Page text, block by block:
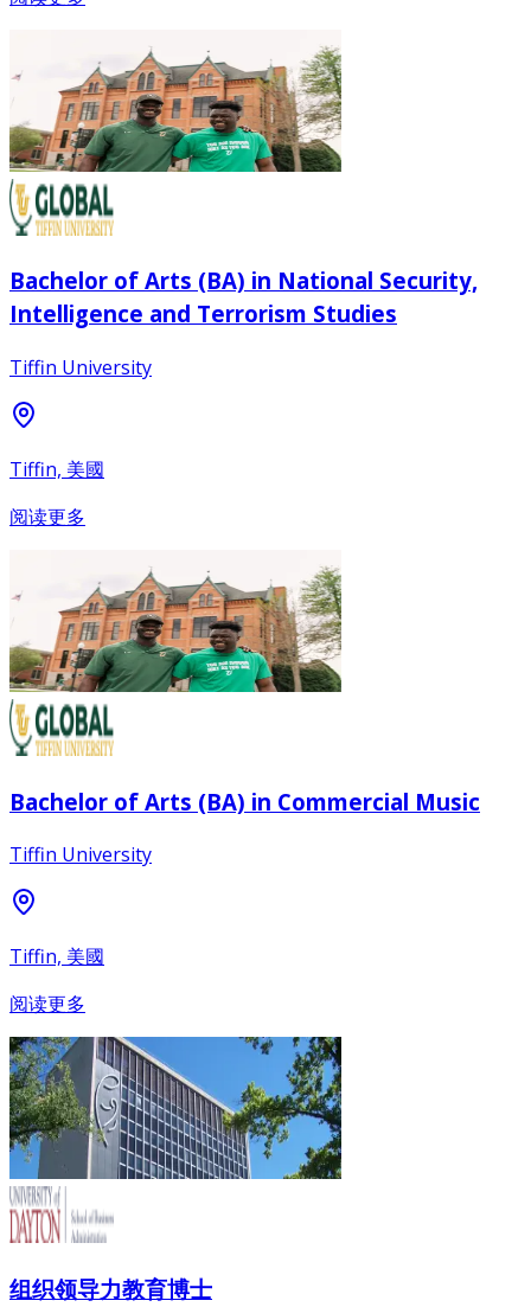
Bachelor of Arts (BA) in National Security,
Intelligence and Terrorism Studies
Tiffin University
Tiffin, 美國
阅读更多
Bachelor of Arts (BA) in Commercial Music
Tiffin University
Tiffin, 美國
阅读更多
组织领导力教育博士